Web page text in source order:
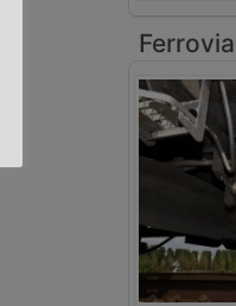
Ferrovia